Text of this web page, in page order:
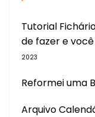
Tutorial
de fazer e
2023
Reformei uma
Arquivo